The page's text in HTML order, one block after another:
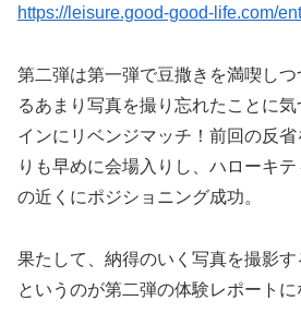
https://leisure.good-good-life.com/
第二弾は第一弾で豆撒きを満喫し
るあまり写真を撮り忘れたことに
インにリベンジマッチ！前回の反
りも早めに会場入りし、ハローキテ
の近くにポジショニング成功。
果たして、納得のいく写真を撮影す
というのが第二弾の体験レポートに